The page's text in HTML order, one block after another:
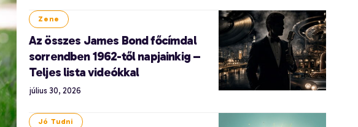
Zene
Az összes James Bond főcímdal
sorrendben 1962-től napjainkig –
Teljes lista videókkal
július 30, 2026
Jó Tudni